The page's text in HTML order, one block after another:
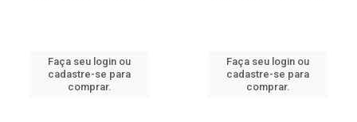
Faça seu login ou
cadastre-se para
comprar.
Faça seu login ou
cadastre-se para
comprar.